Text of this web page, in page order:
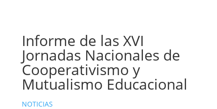
Informe de las XVI
Jornadas Nacionales de
Cooperativismo y
Mutualismo Educacional
NOTICIAS